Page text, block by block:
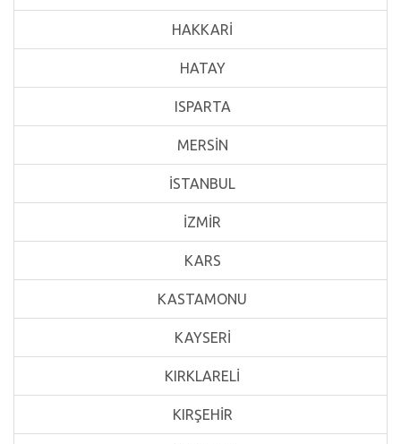
HAKKARİ
HATAY
ISPARTA
MERSİN
İSTANBUL
İZMİR
KARS
KASTAMONU
KAYSERİ
KIRKLARELİ
KIRŞEHİR